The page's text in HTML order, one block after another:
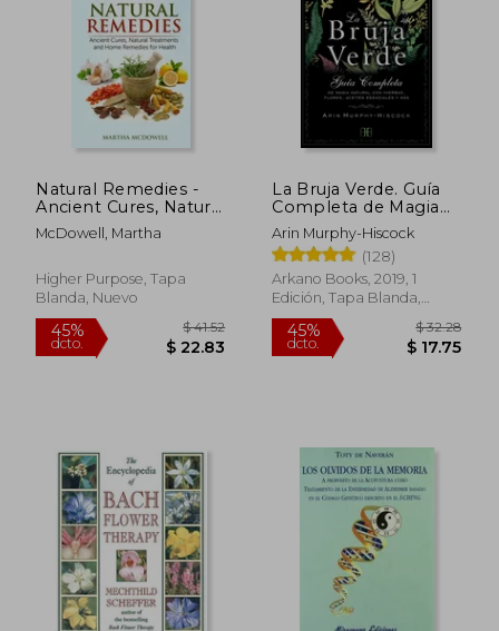
40%
dcto. $ 42.83
45%
dcto.
Natural Remedies -
Ancient Cures, Natural
Treatments and
Home Remedies for
McDowell, Martha
Higher Purpose, Tapa
Blanda, Nuevo
La Bruja Verde. Guía
Completa de Magia
Natural con Hierbas,
Flores, Aceites
Esenciales y más
Arin Murphy-Hiscock
(128)
Arkano Books, 2019, 1
Edición, Tapa Blanda,
Nuevo